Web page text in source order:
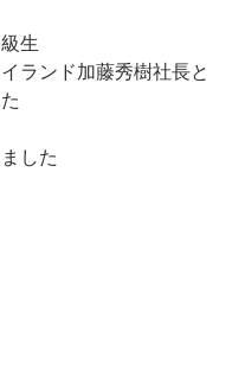
生
ランド加藤秀樹社長と
した